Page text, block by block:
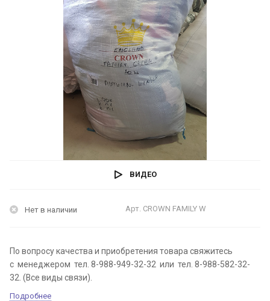
ВИДЕО
Нет в наличии Арт. CROWN FAMILY W
По вопросу качества и приобретения товара свяжитесь
с менеджером тел. 8-988-949-32-32 или тел. 8-988-582-32-
32. (Все виды связи).
Подробнее